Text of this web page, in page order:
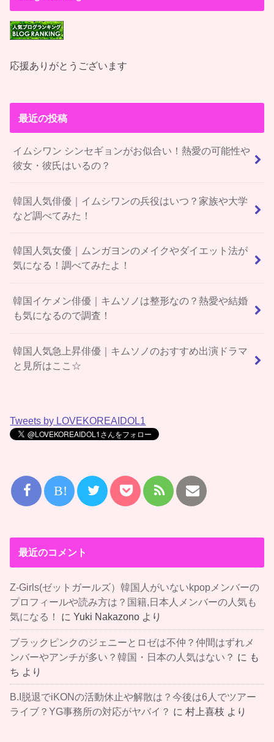
応援ありがとうございます
最近の投稿
イムシワン シンセギョンがお似合い！熱愛の可能性や
彼女・彼氏はいるの？
韓国人気俳優｜イムシワンの兵役はいつ？家族や大学
など調べてみた！
韓国人気女優｜ムンガヨンのメイクやダイエット法が
気になる！調べてみたよ！
韓国イケメン俳優｜キムソノは整形なの？熱愛や結婚
も気になるので調査！
韓国人気急上昇俳優｜キムソノのおすすめ出演ドラマ
と見所はここ☆
Tweets by LOVEKOREAIDOL1
B!
最近のコメント
Z-Girls(ゼットガールズ）韓国人がいないkpopメンバーの
プロフィールや読み方は？国籍,日本人メンバーの人気も
気になる！
にYuki Nakazono より
ブラックピンクのジェニーとロゼは不仲？仲間はずれメ
ンバーやアンチが多い？韓国・日本の人気はない？ に も
ち より
B.I脱退でiKONの活動休止や解散は？今後は6人でツアー
ライブ？YG事務所の対応がヤバイ？ に村上喜枝 より